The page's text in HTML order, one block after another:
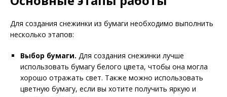
Для создания снежинки из бумаги необходимо выполнить
несколько этапов:
Выбор бумаги. Для создания снежинки лучше
использовать бумагу белого цвета, чтобы она могла
хорошо отражать свет. Также можно использовать
цветную бумагу, если вы хотите получить яркую и